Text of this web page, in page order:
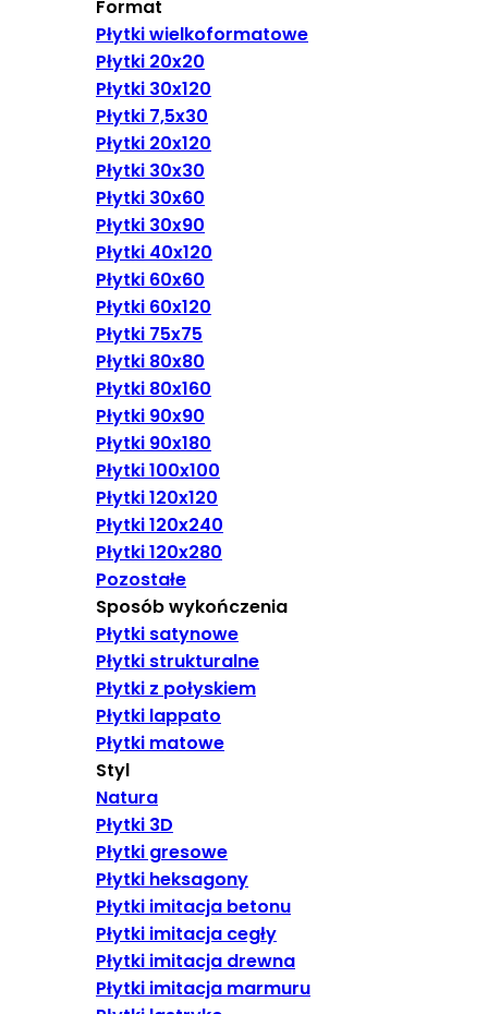
Format
Płytki wielkoformatowe
Płytki 20x20
Płytki 30x120
Płytki 7,5x30
Płytki 20x120
Płytki 30x30
Płytki 30x60
Płytki 30x90
Płytki 40x120
Płytki 60x60
Płytki 60x120
Płytki 75x75
Płytki 80x80
Płytki 80x160
Płytki 90x90
Płytki 90x180
Płytki 100x100
Płytki 120x120
Płytki 120x240
Płytki 120x280
Pozostałe
Sposób wykończenia
Płytki satynowe
Płytki strukturalne
Płytki z połyskiem
Płytki lappato
Płytki matowe
Styl
Natura
Płytki 3D
Płytki gresowe
Płytki heksagony
Płytki imitacja betonu
Płytki imitacja cegły
Płytki imitacja drewna
Płytki imitacja marmuru